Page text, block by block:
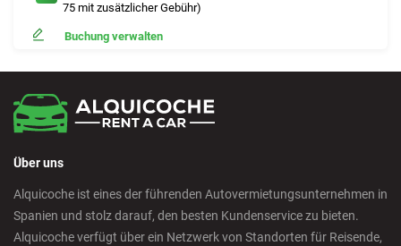
75 mit zusätzlicher Gebühr)
Buchung verwalten
Über uns
Alquicoche ist eines der führenden Autovermietungsunternehmen in
Spanien und stolz darauf, den besten Kundenservice zu bieten.
Alquicoche verfügt über ein Netzwerk von Standorten für Reisende,